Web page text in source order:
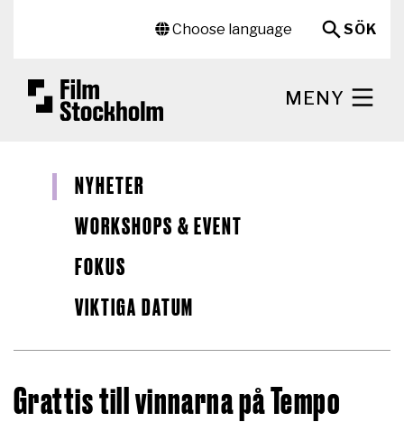
Choose language
SÖK
MENY
NYHETER
WORKSHOPS & EVENT
FOKUS
VIKTIGA DATUM
Grattis till vinnarna på Tempo